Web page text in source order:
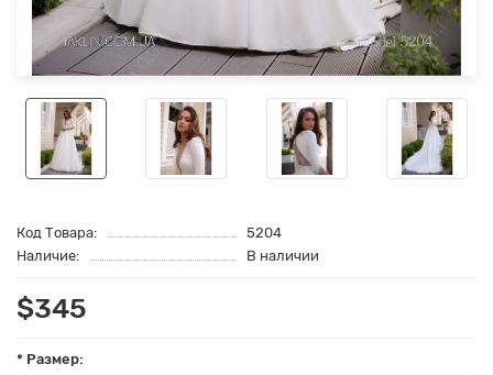
Код Товара:
5204
Наличие:
В наличии
$345
* Размер: